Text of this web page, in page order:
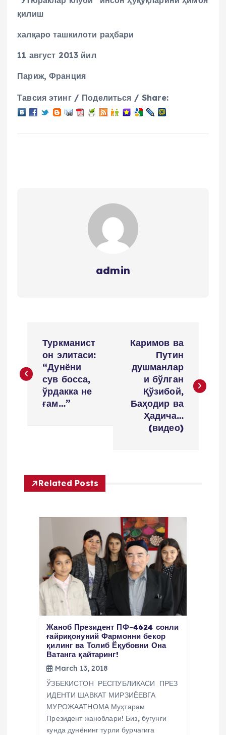
қилиш
халқаро ташкилоти раҳбари
11 август 2013 йил
Париж, Франция
Тавсия этинг / Поделиться / Share:
admin
s
v
Туркманист
он элитаси:
“Дунёни
сув босса,
ўрдакка не
ғам…”
Каримов ва
Путин
душманлар
и бўлган
Қўзибой,
Баҳодир ва
Ҳадича…
(видео)
Related Posts
Жаноб Президент ПФ-4624 сонли
ғайриқонуний Фармонни бекор
қилинг ва Толиб Ёқубовни Она
Ватанга қайтаринг!
March 13, 2018
ЎЗБЕКИСТОН РЕСПУБЛИКАСИ ПРЕЗ
ИДЕНТИ ШАВКАТ МИРЗИЁЕВГА
МУРОЖААТНОМА Муҳтарам
Президент жаноблари! Биз, бугунги
кунда дунёнинг турли бурчагига